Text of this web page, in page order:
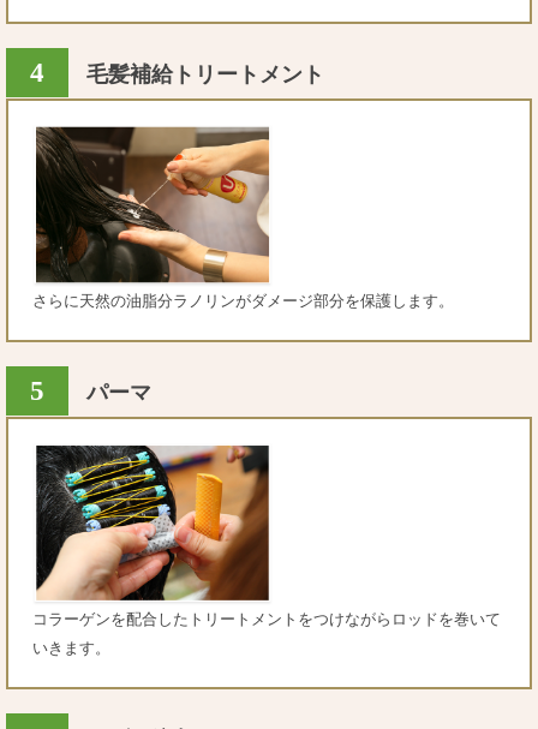
4 毛髪補給トリートメント
さらに天然の油脂分ラノリンがダメージ部分を保護します。
5 パーマ
コラーゲンを配合したトリートメントをつけながらロッドを巻いて
いきます。